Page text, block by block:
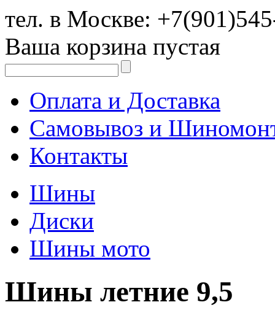
тел. в Москве:
Ваша корзина пустая
Оплата и Доставка
Самовывоз и
Контакты
Шины
Диски
Шины мото
Шины летние 9,5